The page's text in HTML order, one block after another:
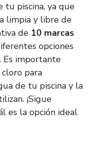
tu piscina, ya que
limpia y libre de
de 10 marcas
opciones
Es importante
para
de tu piscina y la
¡Sigue
es la opción ideal